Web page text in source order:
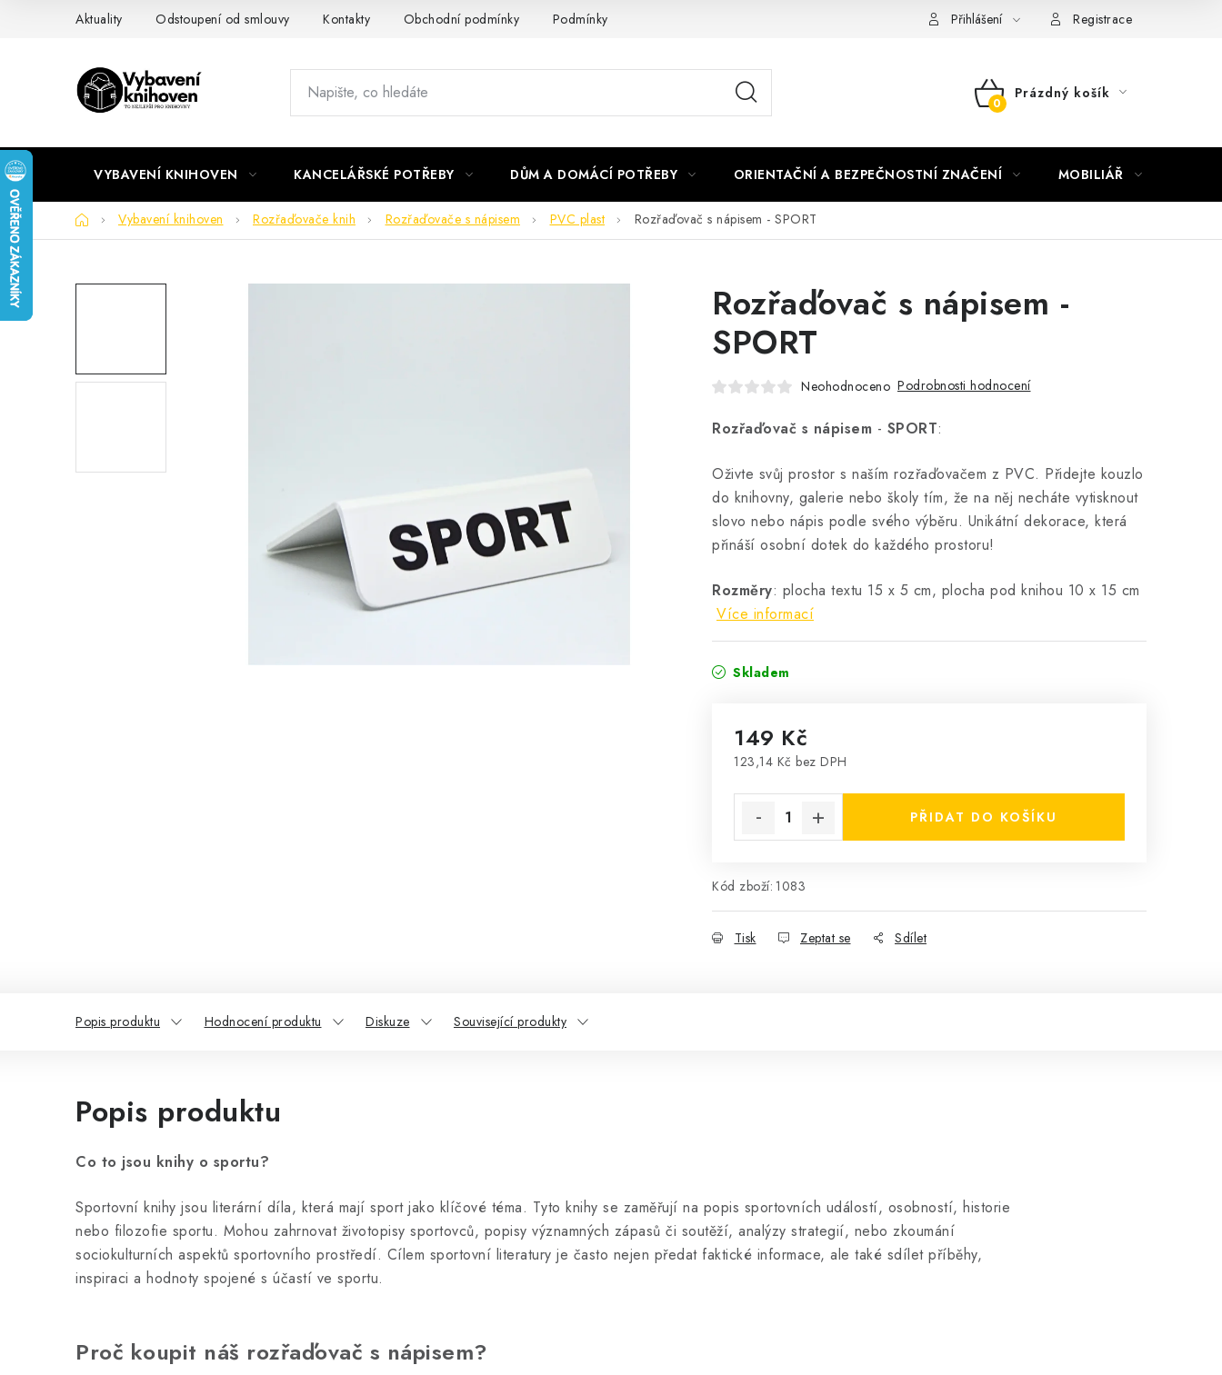
Aktuality Odstoupení od smlouvy Kontakty Obchodní podmínky Podmínky ochrany osobních údajů Nepřebraná dobírka
Přihlášení Registrace
NÁKUPNÍ
Prázdný košík
VYBAVENÍ KNIHOVEN KANCELÁŘSKÉ POTŘEBY DŮM A DOMÁCÍ POTŘEBY ORIENTAČNÍ A BEZPEČNOSTNÍ ZNAČENÍ MOBILIÁŘ
DomůVybavení knihoven Rozřaďovače knih Rozřaďovače s nápisem PVC plast Rozřaďovač s nápisem - SPORT
Rozřaďovač s nápisem -
SPORT
Neohodnoceno Podrobnosti hodnocení
Rozřaďovač s nápisem - SPORT:
Oživte svůj prostor s naším rozřaďovačem z PVC. Přidejte kouzlo
do knihovny, galerie nebo školy tím, že na něj necháte vytisknout
slovo nebo nápis podle svého výběru. Unikátní dekorace, která
přináší osobní dotek do každého prostoru!
Rozměry: plocha textu 15 x 5 cm, plocha pod knihou 10 x 15 cm
Více informací
Skladem
149 Kč
123,14 Kč bez DPH
PŘIDAT DO KOŠÍKU
Kód zboží: 1083
Tisk Zeptat se Sdílet
Popis produktu Hodnocení produktu Diskuze Související produkty
Popis produktu
Co to jsou knihy o sportu?
Sportovní knihy jsou literární díla, která mají sport jako klíčové téma. Tyto knihy se zaměřují na popis sportovních událostí, osobností, historie
nebo filozofie sportu. Mohou zahrnovat životopisy sportovců, popisy významných zápasů či soutěží, analýzy strategií, nebo zkoumání
sociokulturních aspektů sportovního prostředí. Cílem sportovní literatury je často nejen předat faktické informace, ale také sdílet příběhy,
inspiraci a hodnoty spojené s účastí ve sportu.
Proč koupit náš rozřaďovač s nápisem?